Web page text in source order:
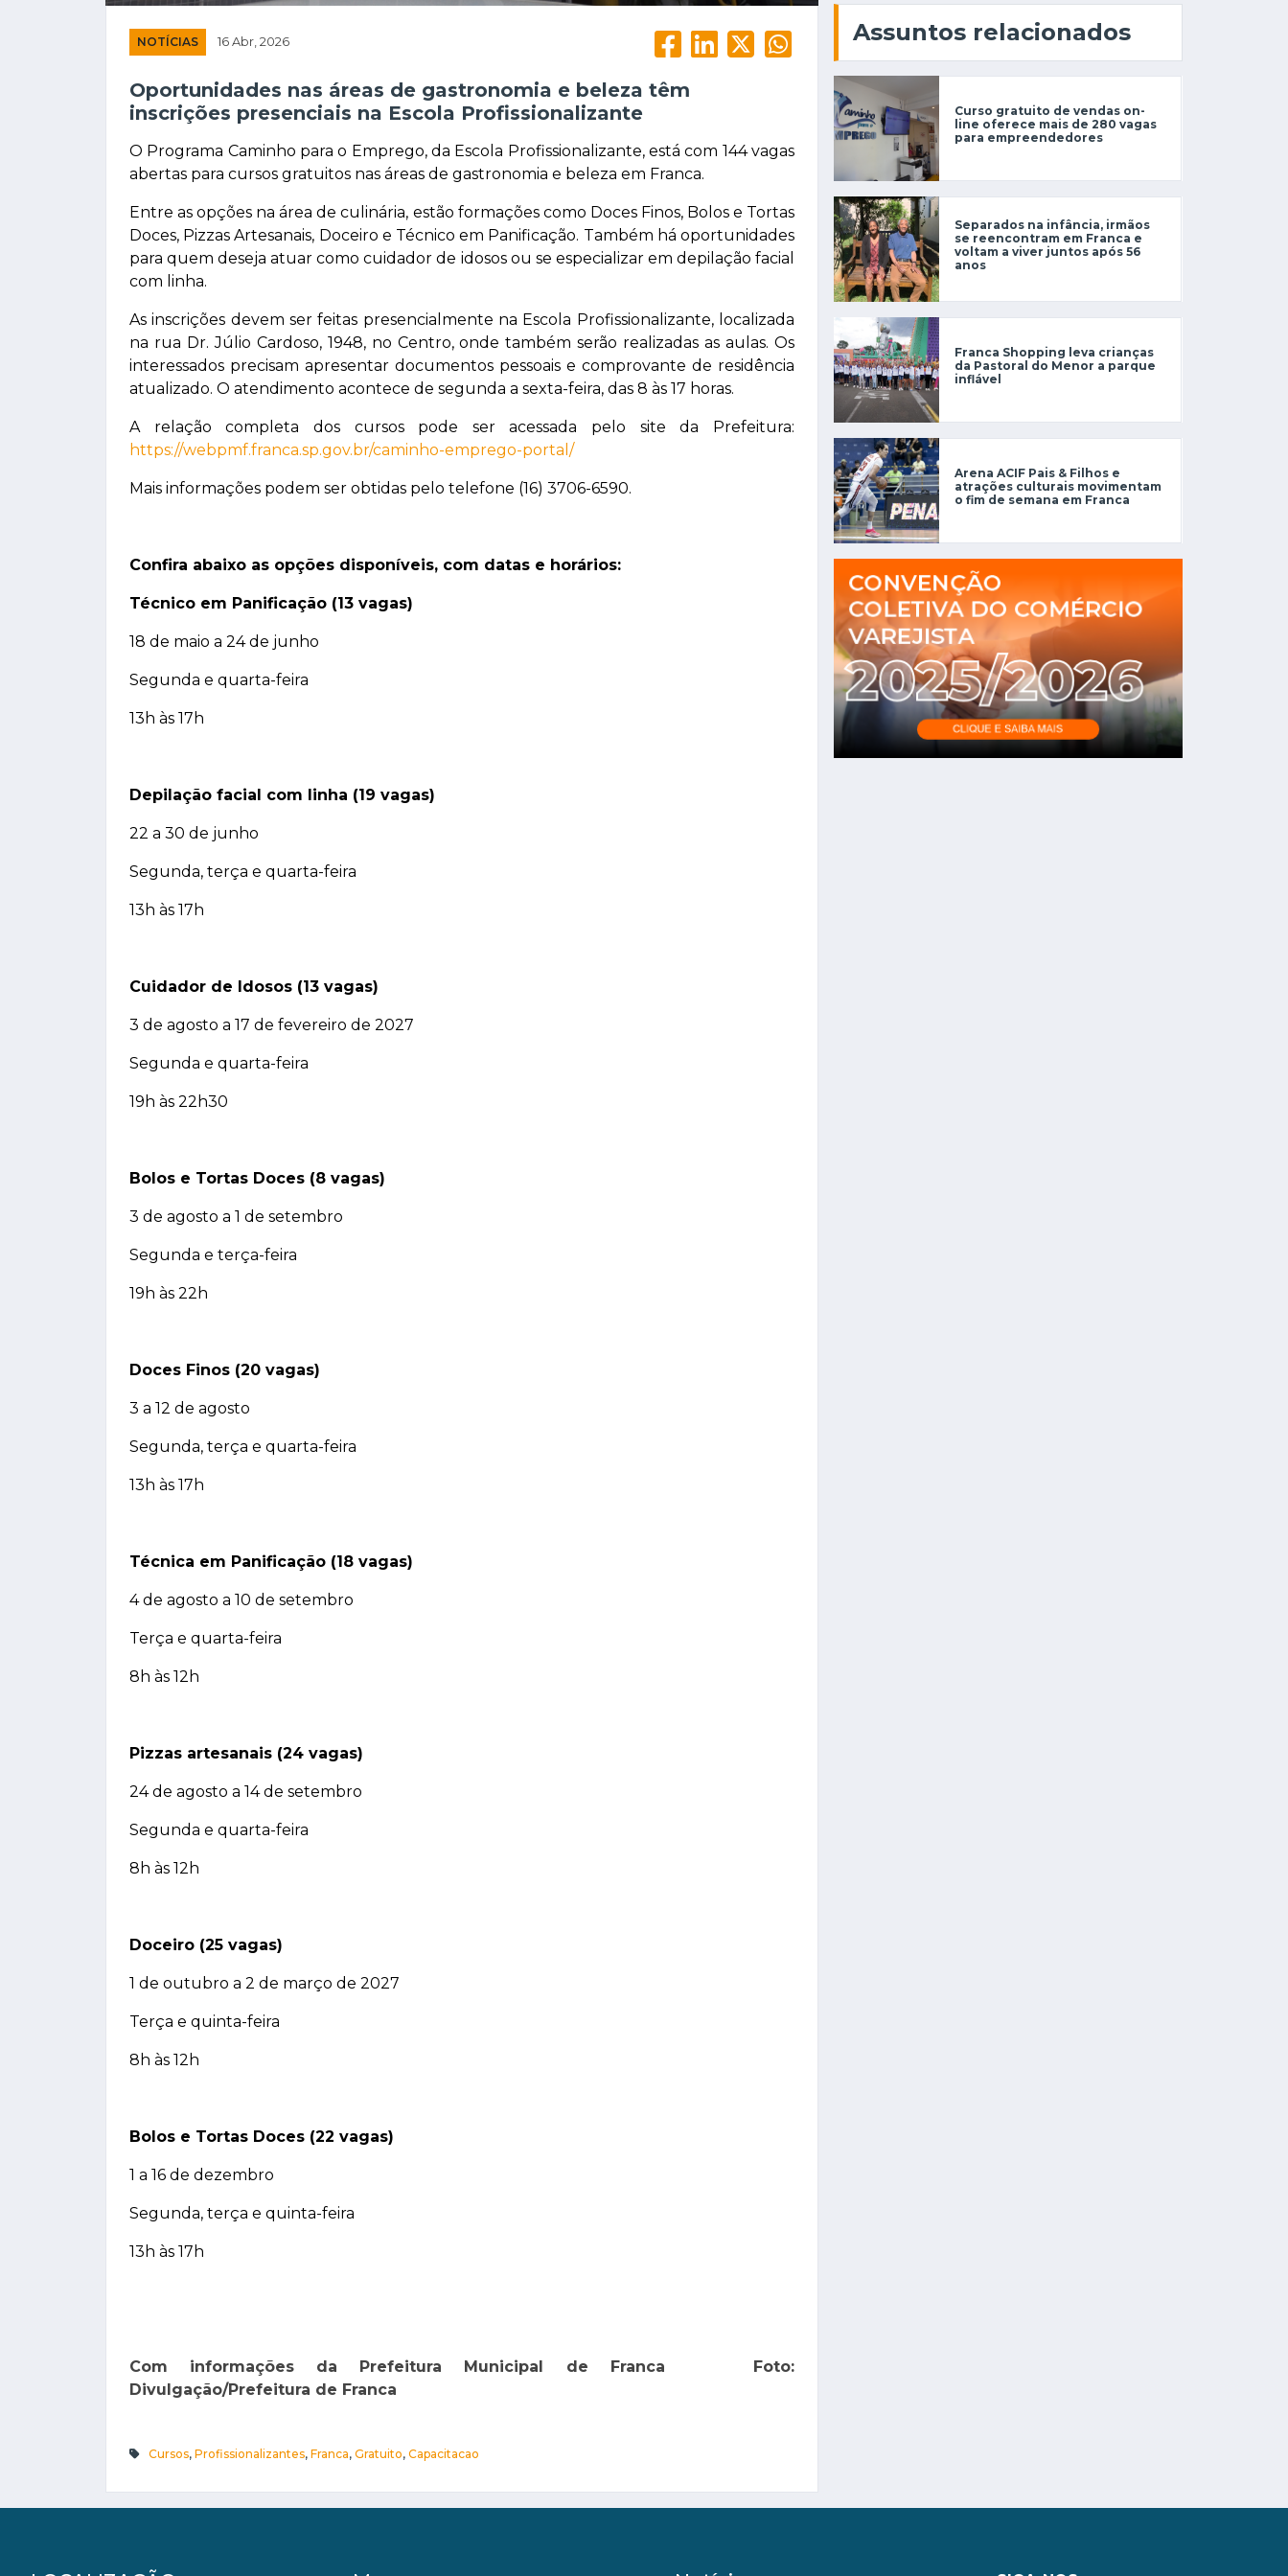
NOTÍCIAS 16 Abr, 2026
Oportunidades nas áreas de gastronomia e beleza têm
inscrições presenciais na Escola Profissionalizante
O Programa Caminho para o Emprego, da Escola Profissionalizante, está com 144 vagas
abertas para cursos gratuitos nas áreas de gastronomia e beleza em Franca.
Entre as opções na área de culinária, estão formações como Doces Finos, Bolos e Tortas
Doces, Pizzas Artesanais, Doceiro e Técnico em Panificação. Também há oportunidades
para quem deseja atuar como cuidador de idosos ou se especializar em depilação facial
com linha.
As inscrições devem ser feitas presencialmente na Escola Profissionalizante, localizada
na rua Dr. Júlio Cardoso, 1948, no Centro, onde também serão realizadas as aulas. Os
interessados precisam apresentar documentos pessoais e comprovante de residência
atualizado. O atendimento acontece de segunda a sexta-feira, das 8 às 17 horas.
A relação completa dos cursos pode ser acessada pelo site da Prefeitura:
https://webpmf.franca.sp.gov.br/caminho-emprego-portal/
Mais informações podem ser obtidas pelo telefone (16) 3706-6590.
Confira abaixo as opções disponíveis, com datas e horários:
Técnico em Panificação (13 vagas)
18 de maio a 24 de junho
Segunda e quarta-feira
13h às 17h
Depilação facial com linha (19 vagas)
22 a 30 de junho
Segunda, terça e quarta-feira
13h às 17h
Cuidador de Idosos (13 vagas)
3 de agosto a 17 de fevereiro de 2027
Segunda e quarta-feira
19h às 22h30
Bolos e Tortas Doces (8 vagas)
3 de agosto a 1 de setembro
Segunda e terça-feira
19h às 22h
Doces Finos (20 vagas)
3 a 12 de agosto
Segunda, terça e quarta-feira
13h às 17h
Técnica em Panificação (18 vagas)
4 de agosto a 10 de setembro
Terça e quarta-feira
8h às 12h
Pizzas artesanais (24 vagas)
24 de agosto a 14 de setembro
Segunda e quarta-feira
8h às 12h
Doceiro (25 vagas)
1 de outubro a 2 de março de 2027
Terça e quinta-feira
8h às 12h
Bolos e Tortas Doces (22 vagas)
1 a 16 de dezembro
Segunda, terça e quinta-feira
13h às 17h
Com informações da Prefeitura Municipal de Franca Foto:
Divulgação/Prefeitura de Franca
Cursos,Profissionalizantes,Franca,Gratuito,Capacitacao
Assuntos relacionados
Curso gratuito de vendas on-
line oferece mais de 280 vagas
para empreendedores
Separados na infância, irmãos
se reencontram em Franca e
voltam a viver juntos após 56
anos
Franca Shopping leva crianças
da Pastoral do Menor a parque
inflável
Arena ACIF Pais & Filhos e
atrações culturais movimentam
o fim de semana em Franca